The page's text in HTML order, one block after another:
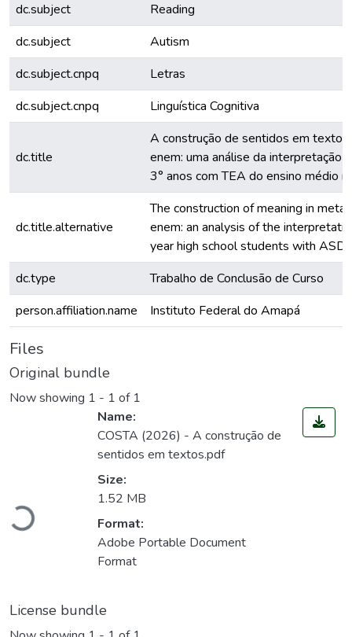
dc.subject
Reading
dc.subject
Autism
dc.subject.cnpq
Letras
dc.subject.cnpq
Linguística Cognitiva
dc.title
A construção de sentidos em
enem: uma análise da interpretação
3° anos com TEA do ensino médio
dc.title.alternative
The construction of meaning in
enem: an analysis of the
year high school students with ASD
dc.type
Trabalho de Conclusão de Curso
person.affiliation.name
Instituto Federal do Amapá
Files
Original bundle
Now showing 1 - 1 of 1
Loading...
Name:
COSTA (2026) - A construção de
sentidos em textos.pdf
Size:
1.52 MB
Format:
Adobe Portable Document
Format
License bundle